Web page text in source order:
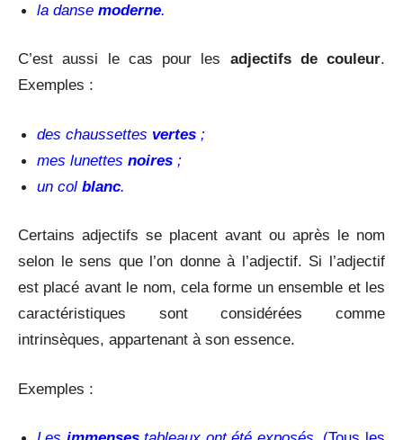
la dansemoderne.
C’est aussi le cas pour les adjectifs de couleur.
Exemples :
des chaussettes vertes ;
mes lunettesnoires ;
un colblanc.
Certains adjectifs se placent avant ou après le nom
selon le sens que l’on donne à l’adjectif. Si l’adjectif
est placé avant le nom, cela forme un ensemble et les
caractéristiques sont considérées comme
intrinsèques, appartenant à son essence.
Exemples :